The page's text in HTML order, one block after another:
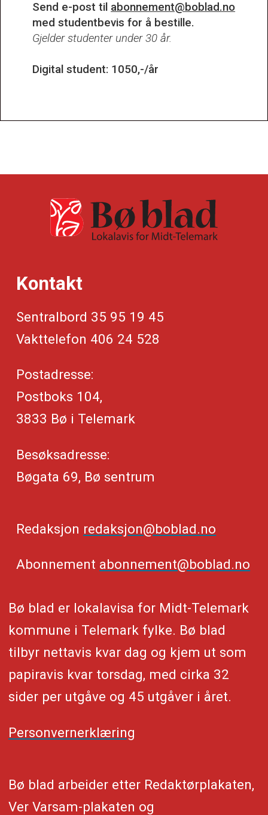
Send e-post til abonnement@boblad.no
med studentbevis for å bestille.
Gjelder studenter under 30 år.
Digital student: 1050,-/år
Kontakt
Sentralbord 35 95 19 45
Vakttelefon 406 24 528
Postadresse:
Postboks 104,
3833 Bø i Telemark
Besøksadresse:
Bøgata 69, Bø sentrum
Redaksjon redaksjon@boblad.no
Abonnement abonnement@boblad.no
Bø blad er lokalavisa for Midt-Telemark
kommune i Telemark fylke. Bø blad
tilbyr nettavis kvar dag og kjem ut som
papiravis kvar torsdag, med cirka 32
sider per utgåve og 45 utgåver i året.
Personvernerklæring
Bø blad arbeider etter Redaktørplakaten,
Ver Varsam-plakaten og